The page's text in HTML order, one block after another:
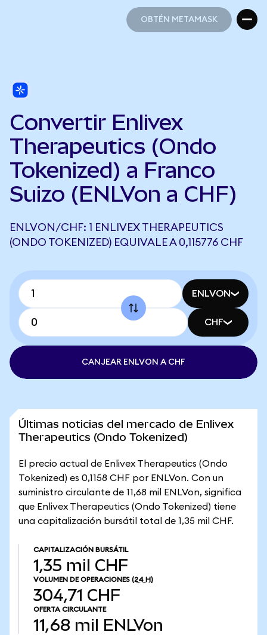
OBTÉN METAMASK
Convertir Enlivex
Therapeutics (Ondo
Tokenized) a Franco
Suizo (ENLVon a CHF)
ENLVON/CHF: 1 ENLIVEX THERAPEUTICS
(ONDO TOKENIZED) EQUIVALE A 0,115776 CHF
ENLVON
CHF
CANJEAR ENLVON A CHF
Últimas noticias del mercado de Enlivex
Therapeutics (Ondo Tokenized)
El precio actual de Enlivex Therapeutics (Ondo
Tokenized) es 0,1158 CHF por ENLVon. Con un
suministro circulante de 11,68 mil ENLVon, significa
que Enlivex Therapeutics (Ondo Tokenized) tiene
una capitalización bursátil total de 1,35 mil CHF.
CAPITALIZACIÓN BURSÁTIL
1,35 mil CHF
VOLUMEN DE OPERACIONES (24 H)
304,71 CHF
OFERTA CIRCULANTE
11,68 mil ENLVon